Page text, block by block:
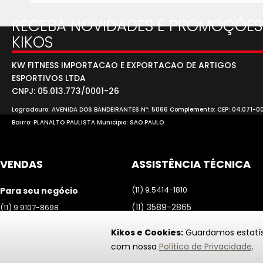
Kikos e Cookies:Guardamos
com nossa Política de Privacidade.
RECEBA NOVIDADES E
KIKOS
KW FITNESS IMPORTACAO E EXPORTACAO DE ARTIGOS
ESPORTIVOS LTDA
CNPJ: 05.013.773/0001-26
Logradouro: AVENIDA DOS BANDEIRANTES Nº: 5066 Complemento: CEP: 04.071-
Bairro: PLANALTO PAULISTA Município: SAO PAULO
VENDAS
Para seu negócio
(11) 9.9107-8698
ASSISTÊNCIA TÉCNICA
(11) 9.5414-1810
(11) 3589-2865
Atendimento de segunda a
sexta das 09h às 17h